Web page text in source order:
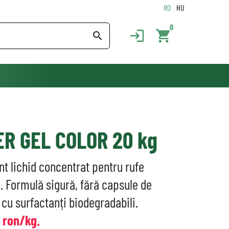
RO HU
search login shopping_cart
0
GEL COLOR 20 kg
lichid concentrat pentru rufe
Formulă sigură, fără capsule de
surfactanți biodegradabili.
ron/kg.